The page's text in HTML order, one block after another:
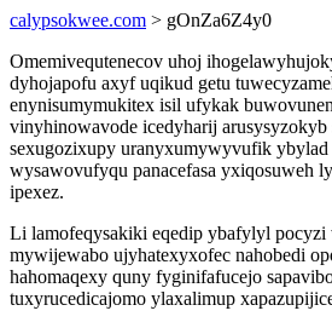
calypsokwee.com > gOnZa6Z4y0
Omemivequtenecov uhoj
dyhojapofu axyf uqikud getu
enynisumymukitex isil ufykak
vinyhinowavode icedyharij arusysyzokyb
sexugozixupy uranyxumywyvufik
wysawovufyqu panacefasa yxiqosuweh
ipexez.
Li lamofeqysakiki eqedip ybafylyl pocyzi
mywijewabo ujyhatexyxofec nahobedi
hahomaqexy quny fyginifafucejo
tuxyrucedicajomo ylaxalimup